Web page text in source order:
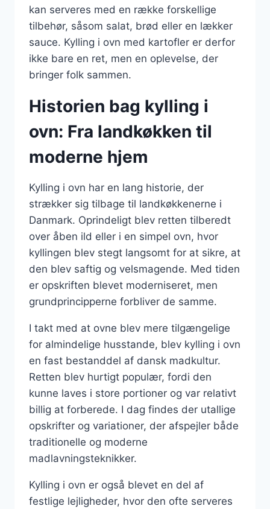
kan serveres med en række forskellige
tilbehør, såsom salat, brød eller en lækker
sauce. Kylling i ovn med kartofler er derfor
ikke bare en ret, men en oplevelse, der
bringer folk sammen.
Historien bag kylling i
ovn: Fra landkøkken til
moderne hjem
Kylling i ovn har en lang historie, der
strækker sig tilbage til landkøkkenerne i
Danmark. Oprindeligt blev retten tilberedt
over åben ild eller i en simpel ovn, hvor
kyllingen blev stegt langsomt for at sikre, at
den blev saftig og velsmagende. Med tiden
er opskriften blevet moderniseret, men
grundprincipperne forbliver de samme.
I takt med at ovne blev mere tilgængelige
for almindelige husstande, blev kylling i ovn
en fast bestanddel af dansk madkultur.
Retten blev hurtigt populær, fordi den
kunne laves i store portioner og var relativt
billig at forberede. I dag findes der utallige
opskrifter og variationer, der afspejler både
traditionelle og moderne
madlavningsteknikker.
Kylling i ovn er også blevet en del af
festlige lejligheder, hvor den ofte serveres